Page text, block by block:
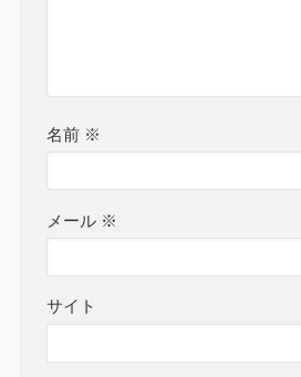
名前 ※
メール ※
サイト